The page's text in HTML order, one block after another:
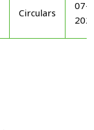
Circulars
07-